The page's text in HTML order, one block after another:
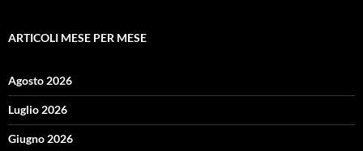
ARTICOLI MESE PER MESE
Agosto 2026
Luglio 2026
Giugno 2026